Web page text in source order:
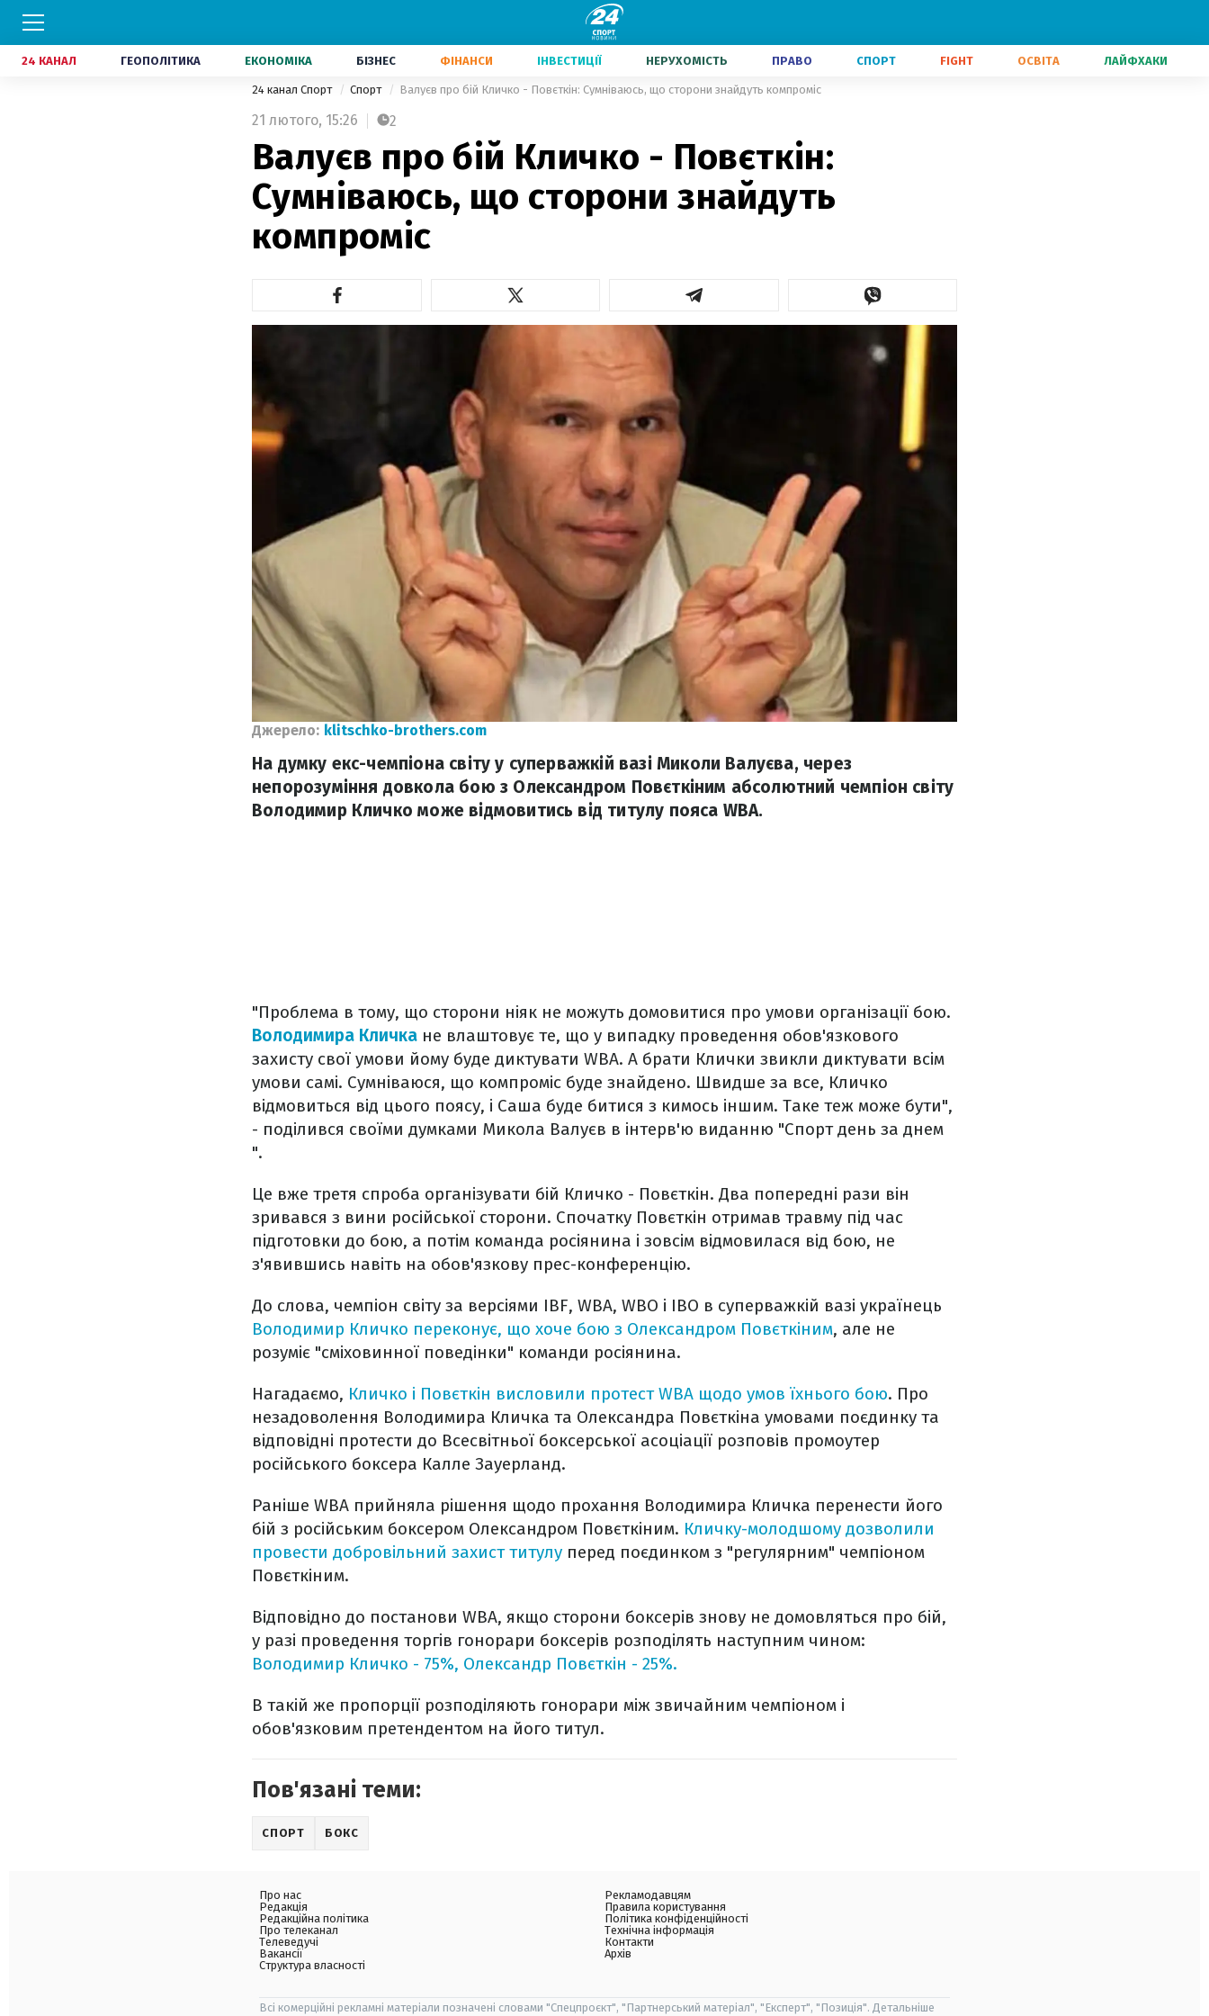
24 КАНАЛ ГЕОПОЛІТИКА ЕКОНОМІКА БІЗНЕС ФІНАНСИ ІНВЕСТИЦІЇ НЕРУХОМІСТЬ ПРАВО СПОРТ FIGHT ОСВІТА ЛАЙФХАКИ
24 канал Спорт Спорт Валуєв про бій Кличко - Повєткін: Сумніваюсь, що сторони знайдуть компроміс
21 лютого, 15:26 2
Валуєв про бій Кличко - Повєткін:
Сумніваюсь, що сторони знайдуть
компроміс
Джерело: klitschko-brothers.com
На думку екс-чемпіона світу у суперважкій вазі Миколи Валуєва, через
непорозуміння довкола бою з Олександром Повєткіним абсолютний чемпіон світу
Володимир Кличко може відмовитись від титулу пояса WBA.
"Проблема в тому, що сторони ніяк не можуть домовитися про умови організації бою.
Володимира Кличка не влаштовує те, що у випадку проведення обов'язкового
захисту свої умови йому буде диктувати WBA. А брати Клички звикли диктувати всім
умови самі. Сумніваюся, що компроміс буде знайдено. Швидше за все, Кличко
відмовиться від цього поясу, і Саша буде битися з кимось іншим. Таке теж може бути",
- поділився своїми думками Микола Валуєв в інтерв'ю виданню "Спорт день за днем ​
".
Це вже третя спроба організувати бій Кличко - Повєткін. Два попередні рази він
зривався з вини російської сторони. Спочатку Повєткін отримав травму під час
підготовки до бою, а потім команда росіянина і зовсім відмовилася від бою, не
з'явившись навіть на обов'язкову прес-конференцію.
До слова, чемпіон світу за версіями IBF, WBA, WBO і IBO в суперважкій вазі українець
Володимир Кличко переконує, що хоче бою з Олександром Повєткіним, але не
розуміє "сміховинної поведінки" команди росіянина.
Нагадаємо, Кличко і Повєткін висловили протест WBA щодо умов їхнього бою. Про
незадоволення Володимира Кличка та Олександра Повєткіна умовами поєдинку та
відповідні протести до Всесвітньої боксерської асоціації розповів промоутер
російського боксера Калле Зауерланд.
Раніше WBA прийняла рішення щодо прохання Володимира Кличка перенести його
бій з російським боксером Олександром Повєткіним. Кличку-молодшому дозволили
провести добровільний захист титулу перед поєдинком з "регулярним" чемпіоном
Повєткіним.
Відповідно до постанови WBA, якщо сторони боксерів знову не домовляться про бій,
у разі проведення торгів гонорари боксерів розподілять наступним чином:
Володимир Кличко - 75%, Олександр Повєткін - 25%.
В такій же пропорції розподіляють гонорари між звичайним чемпіоном і
обов'язковим претендентом на його титул.
Пов'язані теми:
СПОРТ БОКС
Про нас
Редакція
Редакційна політика
Про телеканал
Телеведучі
Вакансії
Структура власності
Рекламодавцям
Правила користування
Політика конфіденційності
Технічна інформація
Контакти
Архів
Всі комерційні рекламні матеріали позначені словами "Спецпроєкт", "Партнерський матеріал", "Експерт", "Позиція". Детальніше